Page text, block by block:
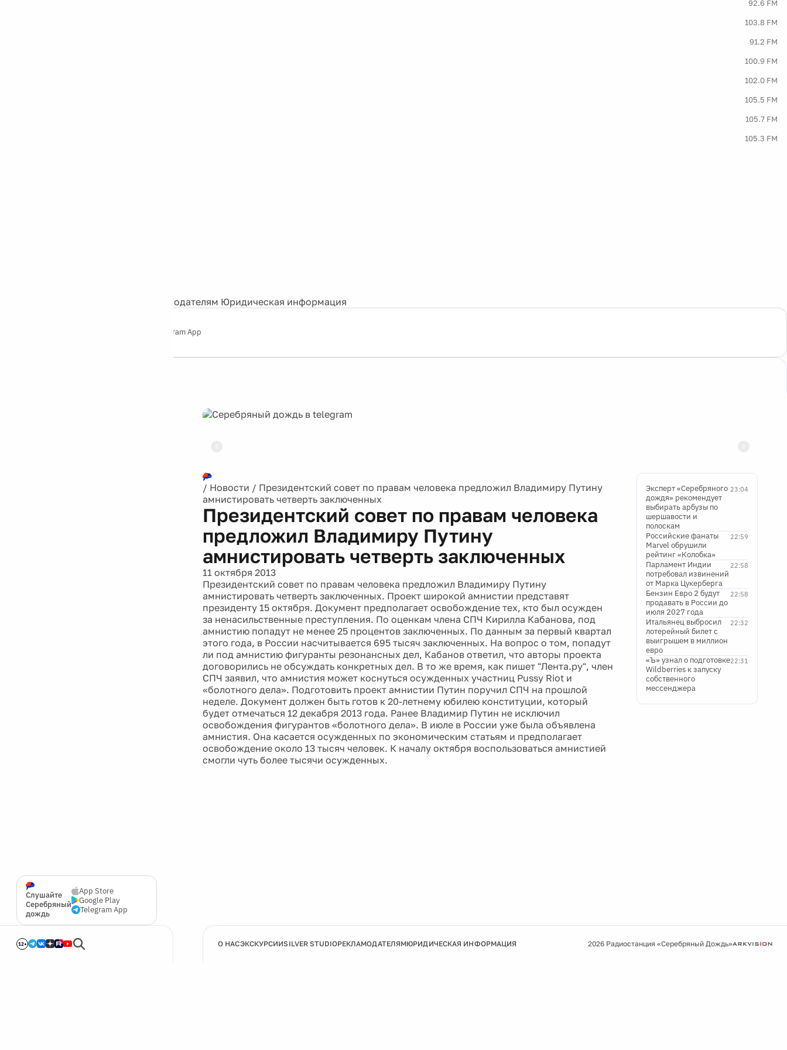
92.6 FM
103.8 FM
91.2 FM
100.9 FM
102.0 FM
105.5 FM
105.7 FM
105.3 FM
Рекламодателям Юридическая информация
Telegram App
Слушайте
Серебряный
дождь
App Store
Google Play
Telegram App
12+
/ Новости / Президентский совет по правам человека предложил Владимиру Путину
амнистировать четверть заключенных
Президентский совет по правам человека
предложил Владимиру Путину
амнистировать четверть заключенных
11 октября 2013
Президентский совет по правам человека предложил Владимиру Путину
амнистировать четверть заключенных. Проект широкой амнистии представят
президенту 15 октября. Документ предполагает освобождение тех, кто был осужден
за ненасильственные преступления. По оценкам члена СПЧ Кирилла Кабанова, под
амнистию попадут не менее 25 процентов заключенных. По данным за первый квартал
этого года, в России насчитывается 695 тысяч заключенных. На вопрос о том, попадут
ли под амнистию фигуранты резонансных дел, Кабанов ответил, что авторы проекта
договорились не обсуждать конкретных дел. В то же время, как пишет "Лента.ру", член
СПЧ заявил, что амнистия может коснуться осужденных участниц Pussy Riot и
«болотного дела». Подготовить проект амнистии Путин поручил СПЧ на прошлой
неделе. Документ должен быть готов к 20-летнему юбилею конституции, который
будет отмечаться 12 декабря 2013 года. Ранее Владимир Путин не исключил
освобождения фигурантов «болотного дела». В июле в России уже была объявлена
амнистия. Она касается осужденных по экономическим статьям и предполагает
освобождение около 13 тысяч человек. К началу октября воспользоваться амнистией
смогли чуть более тысячи осужденных.
23:04
Эксперт «Серебряного
дождя» рекомендует
выбирать арбузы по
шершавости и
полоскам
22:59
Российские фанаты
Marvel обрушили
рейтинг «Колобка»
22:58
Парламент Индии
потребовал извинений
от Марка Цукерберга
22:58
Бензин Евро 2 будут
продавать в России до
июля 2027 года
22:32
Итальянец выбросил
лотерейный билет с
выигрышем в миллион
евро
22:31
«Ъ» узнал о подготовке
Wildberries к запуску
собственного
мессенджера
О НАСЭКСКУРСИИSILVER STUDIOРЕКЛАМОДАТЕЛЯМЮРИДИЧЕСКАЯ ИНФОРМАЦИЯ 2026 Радиостанция «Серебряный Дождь»